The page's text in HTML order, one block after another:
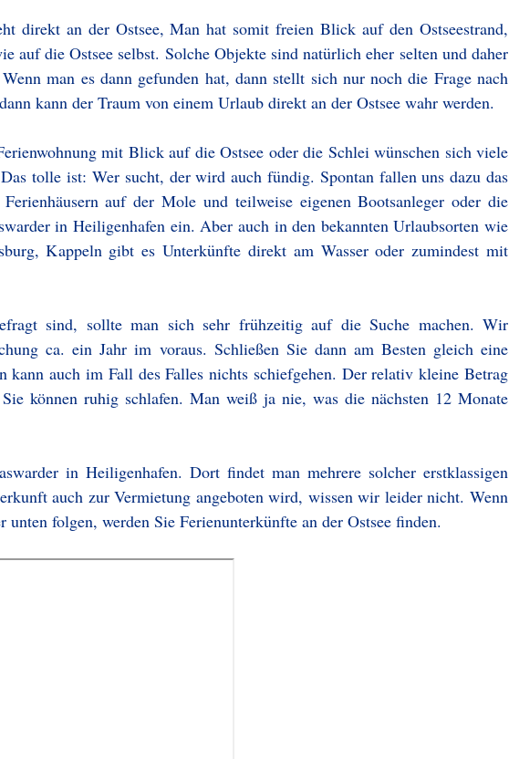
direkt an der Ostsee, Man hat somit freien Blick auf den Ostseestrand,
auf die Ostsee selbst. Solche Objekte sind natürlich eher selten und daher
man es dann gefunden hat, dann stellt sich nur noch die Frage nach
kann der Traum von einem Urlaub direkt an der Ostsee wahr werden.
mit Blick auf die Ostsee oder die Schlei wünschen sich viele
tolle ist: Wer sucht, der wird auch fündig. Spontan fallen uns dazu das
auf der Mole und teilweise eigenen Bootsanleger oder die
in Heiligenhafen ein. Aber auch in den bekannten Urlaubsorten wie
Kappeln gibt es Unterkünfte direkt am Wasser oder zumindest mit
sind, sollte man sich sehr frühzeitig auf die Suche machen. Wir
ca. ein Jahr im voraus. Schließen Sie dann am Besten gleich eine
kann auch im Fall des Falles nichts schiefgehen. Der relativ kleine Betrag
können ruhig schlafen. Man weiß ja nie, was die nächsten 12 Monate
in Heiligenhafen. Dort findet man mehrere solcher erstklassigen
auch zur Vermietung angeboten wird, wissen wir leider nicht. Wenn
folgen, werden Sie Ferienunterkünfte an der Ostsee finden.